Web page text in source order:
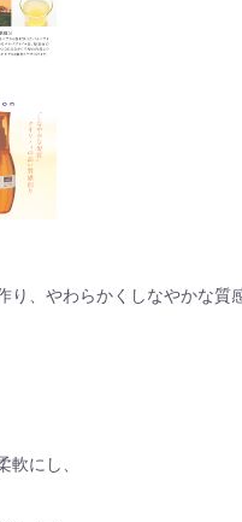
、やわらかくしなやかな質
にし、